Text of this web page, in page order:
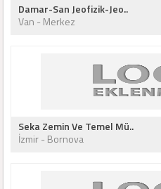
Damar-San Jeofizik-Jeo..
Van - Merkez
Seka Zemin Ve Temel Mü..
İzmir - Bornova